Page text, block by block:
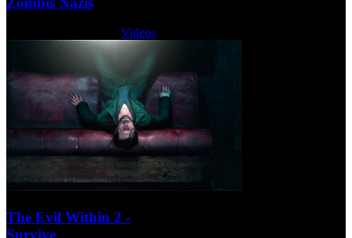
Videos
The Evil Within 2 -
Survive